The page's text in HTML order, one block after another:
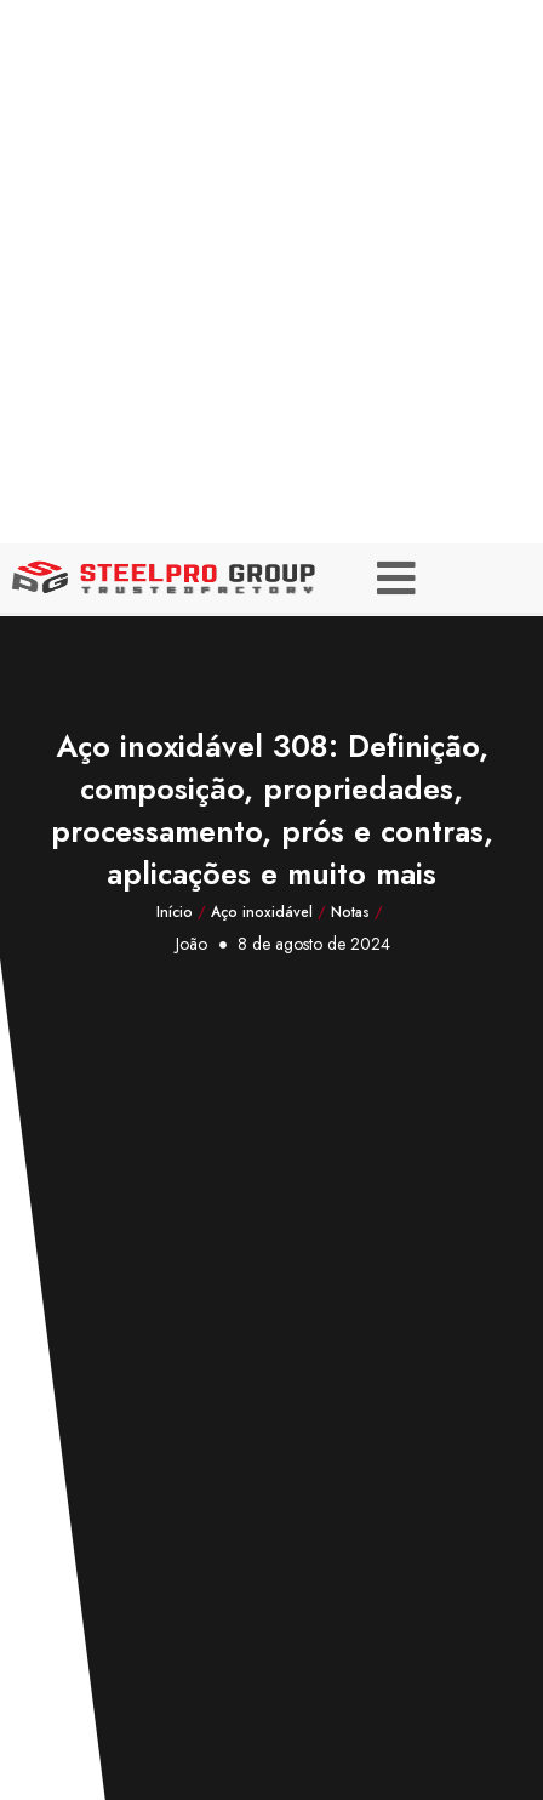
Aço inoxidável 308: Definição,
composição, propriedades,
processamento, prós e contras,
aplicações e muito mais
Início / Aço inoxidável / Notas /
João 8 de agosto de 2024